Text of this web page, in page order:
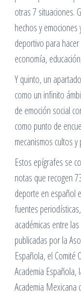
otras 7 situaciones.
hechos y
deportivo para
economía,
Y quinto, un
como un infinito
de emoción social
como punto de
mecanismos cultos
Estos epígrafes se
notas que recogen
deporte en español
fuentes
académicas entre
publicadas por la
Española, el Comité
Academia Española,
Academia Mexicana